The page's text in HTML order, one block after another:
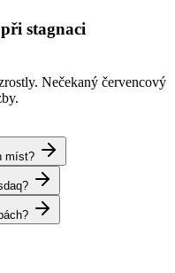
stagnaci
Nečekaný červencový
míst?